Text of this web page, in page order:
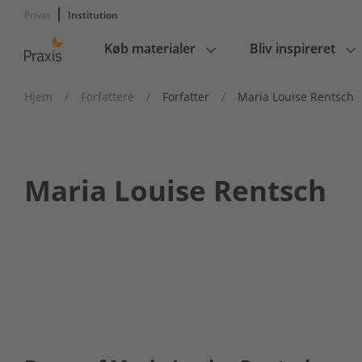
Privat Institution
Main
Køb materialer Bliv inspireret
Hjem / Forfattere / Forfatter / Maria Louise Rentsch
Maria Louise Rentsch